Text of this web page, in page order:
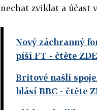
nechat zviklat a účast
Nový záchranný
píší FT - čtěte ZDE
Britové našli
hlásí BBC - čtěte